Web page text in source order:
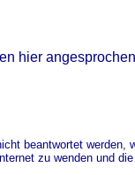
hier
beantwortet werden,
zu wenden und